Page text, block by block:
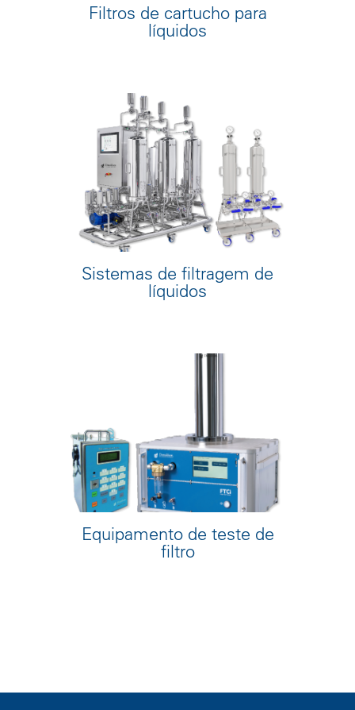
Filtros de cartucho para
líquidos
Sistemas de filtragem de
líquidos
Equipamento de teste de
filtro